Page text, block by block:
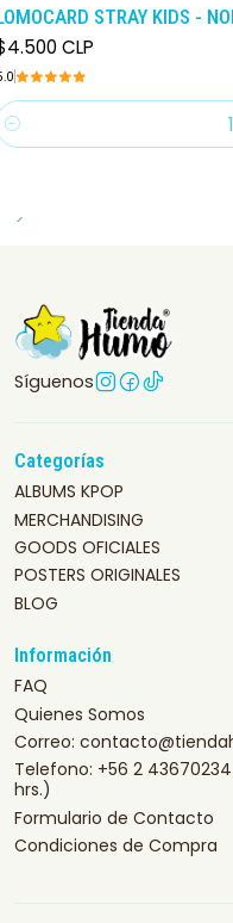
STRAY KIDS -
CLP
Síguenos
Categorías
ALBUMS KPOP
MERCHANDISING
GOODS OFICIALES
POSTERS ORIGINALES
BLOG
Información
FAQ
Quienes Somos
Correo:
Telefono: +56 2
hrs.)
Formulario de Contacto
Condiciones de Compra